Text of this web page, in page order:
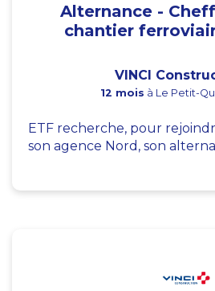
Alternance -
chantier
VINCI
12 mois à Le Petit-
ETF recherche, pour
son agence Nord, son